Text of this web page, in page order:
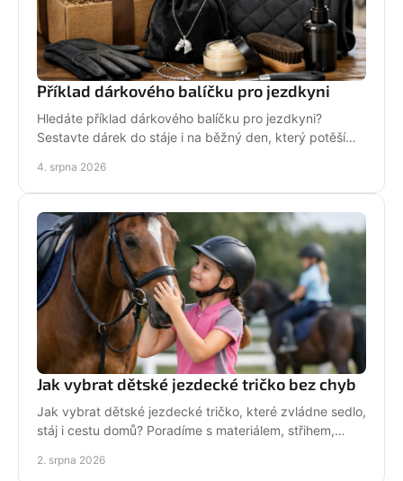
Příklad dárkového balíčku pro jezdkyni
Hledáte příklad dárkového balíčku pro jezdkyni?
Sestavte dárek do stáje i na běžný den, který potěší
4. srpna 2026
Jak vybrat dětské jezdecké tričko bez chyb
Jak vybrat dětské jezdecké tričko, které zvládne sedlo,
stáj i cestu domů? Poradíme s materiálem, střihem,
2. srpna 2026